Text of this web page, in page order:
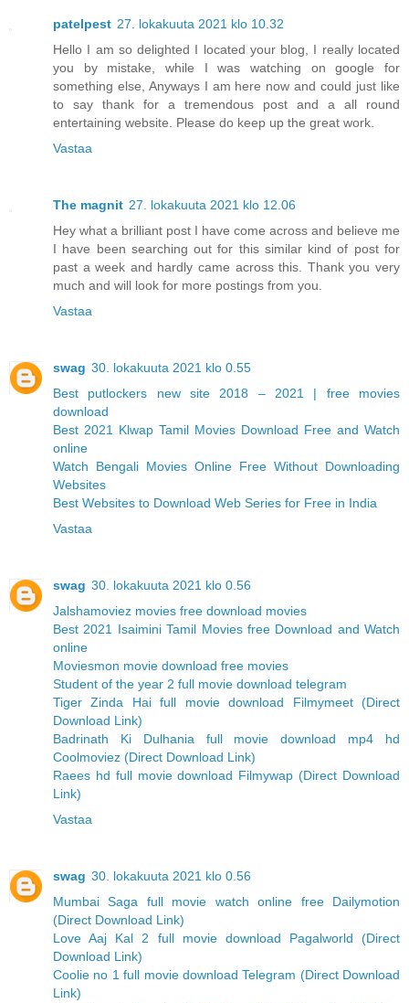
patelpest 27. lokakuuta 2021 klo 10.32
Hello I am so delighted I located your blog, I really located
you by mistake, while I was watching on google for
something else, Anyways I am here now and could just like
to say thank for a tremendous post and a all round
entertaining website. Please do keep up the great work.
Vastaa
The magnit 27. lokakuuta 2021 klo 12.06
Hey what a brilliant post I have come across and believe me
I have been searching out for this similar kind of post for
past a week and hardly came across this. Thank you very
much and will look for more postings from you.
Vastaa
swag 30. lokakuuta 2021 klo 0.55
Best putlockers new site 2018 – 2021 | free movies
download
Best 2021 Klwap Tamil Movies Download Free and Watch
online
Watch Bengali Movies Online Free Without Downloading
Websites
Best Websites to Download Web Series for Free in India
Vastaa
swag 30. lokakuuta 2021 klo 0.56
Jalshamoviez movies free download movies
Best 2021 Isaimini Tamil Movies free Download and Watch
online
Moviesmon movie download free movies
Student of the year 2 full movie download telegram
Tiger Zinda Hai full movie download Filmymeet (Direct
Download Link)
Badrinath Ki Dulhania full movie download mp4 hd
Coolmoviez (Direct Download Link)
Raees hd full movie download Filmywap (Direct Download
Link)
Vastaa
swag 30. lokakuuta 2021 klo 0.56
Mumbai Saga full movie watch online free Dailymotion
(Direct Download Link)
Love Aaj Kal 2 full movie download Pagalworld (Direct
Download Link)
Coolie no 1 full movie download Telegram (Direct Download
Link)